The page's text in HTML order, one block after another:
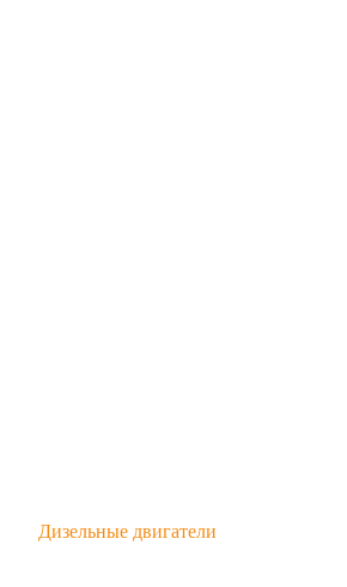
Дизельные двигатели